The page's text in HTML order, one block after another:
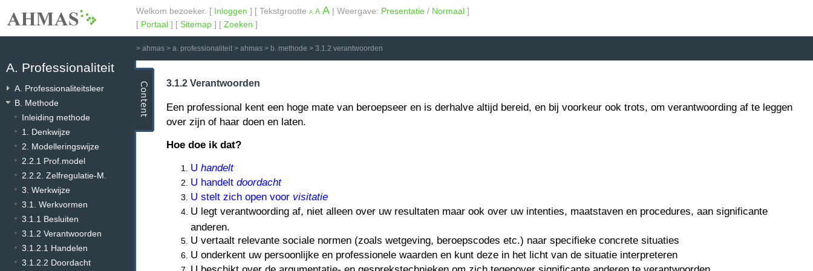
Welkom bezoeker. [ Inloggen ] [ Tekstgrootte A A A | Weergave: Presentatie / Normaal ]
[ Portaal ] [ Sitemap ] [ Zoeken ]
> ahmas > a. professionaliteit > ahmas > b. methode > 3.1.2 verantwoorden
A. Professionaliteit
A. Professionaliteitsleer
B. Methode
Inleiding methode
1. Denkwijze
2. Modelleringswijze
2.2.1 Prof.model
2.2.2. Zelfregulatie-M.
3. Werkwijze
3.1. Werkvormen
3.1.1 Besluiten
3.1.2 Verantwoorden
3.1.2.1 Handelen
3.1.2.2 Doordacht
3.1.2 Verantwoorden
Een professional kent een hoge mate van beroepseer en is derhalve altijd bereid, en bij voorkeur ook trots, om verantwoording af te leggen
over zijn of haar doen en laten.
Hoe doe ik dat?
U handelt
U handelt doordacht
U stelt zich open voor visitatie
U legt verantwoording af, niet alleen over uw resultaten maar ook over uw intenties, maatstaven en procedures, aan significante
anderen.
U vertaalt relevante sociale normen (zoals wetgeving, beroepscodes etc.) naar specifieke concrete situaties
U onderkent uw persoonlijke en professionele waarden en kunt deze in het licht van de situatie interpreteren